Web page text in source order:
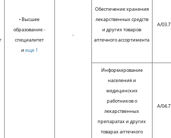
• Высшее
образование -
специалитет
и еще 1
-
Обеспечение хранения
лекарственных средств
и других товаров
аптечного ассортимента
A/03.7
Информирование
населения и
медицинских
работников о
лекарственных
препаратах и других
товарах аптечного
A/04.7